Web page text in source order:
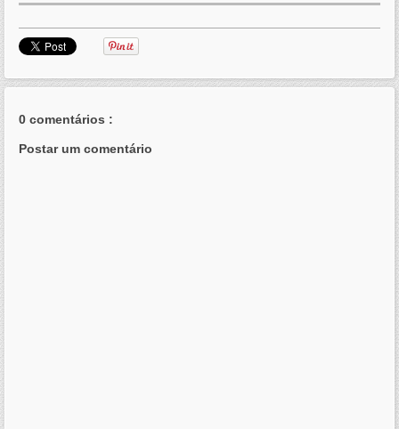
0 comentários :
Postar um comentário